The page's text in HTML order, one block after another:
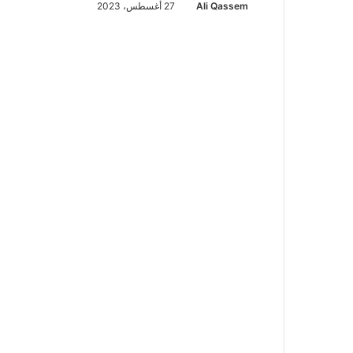
Ali Qassem 27 أغسطس، 2023